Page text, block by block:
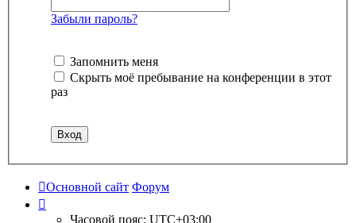
Забыли пароль?
Запомнить меня
Скрыть моё пребывание на конференции в этот
раз
Основной сайт Форум
Часовой пояс: UTC+03:00